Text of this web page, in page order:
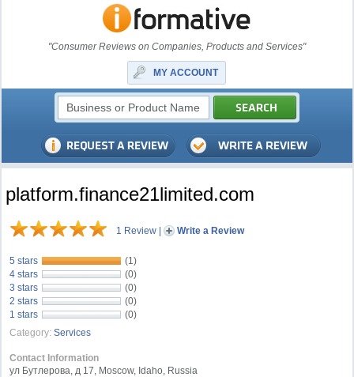
"Consumer Reviews on Companies, Products and Services"
MY ACCOUNT
platform.finance21limited.com
1 Review | Write a Review
5 stars
(1)
4 stars
(0)
3 stars
(0)
2 stars
(0)
1 stars
(0)
Category: Services
Contact Information
ул Бутлерова, д 17, Moscow, Idaho, Russia